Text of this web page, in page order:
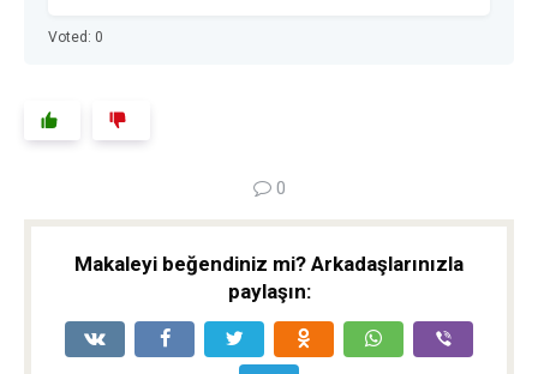
Voted: 0
0
Makaleyi beğendiniz mi? Arkadaşlarınızla
paylaşın: